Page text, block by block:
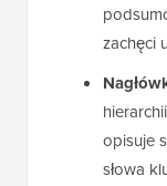
zachęci
opisuje
słowa